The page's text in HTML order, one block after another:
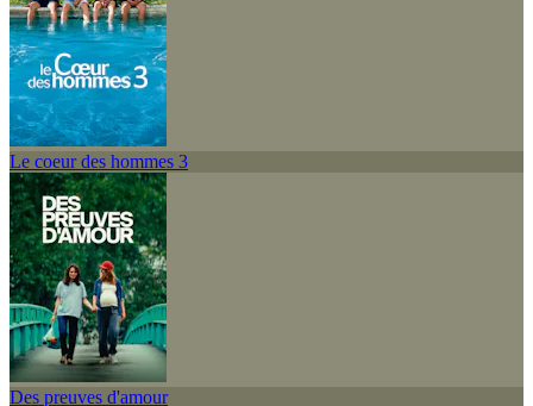
Le coeur des hommes 3
Des preuves d'amour